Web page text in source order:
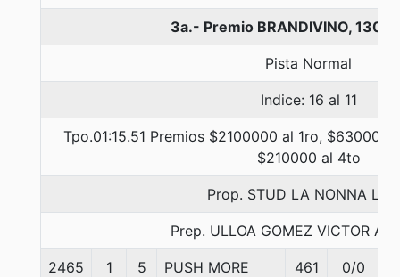
3a.- Premio BRANDIVINO, 1300
Pista Normal
Indice: 16 al 11
Tpo.01:15.51 Premios $2100000 al 1ro,
$210000 al 4to
Prop. STUD LA NONNA
Prep. ULLOA GOMEZ VICTOR
2465 1 5 PUSH MORE 461 0/0